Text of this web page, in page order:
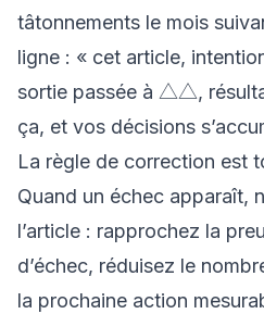
tâtonnements le mois
ligne : « cet article,
sortie passée à △△,
ça, et vos décisions
La règle de correction est
Quand un échec apparaît,
l’article : rapprochez la
d’échec, réduisez le
la prochaine action